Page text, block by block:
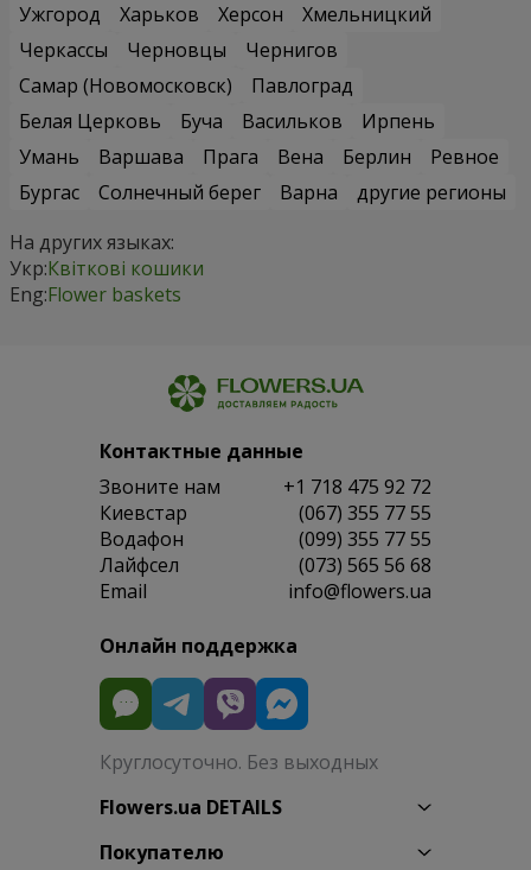
Ужгород
Харьков Херсон
Хмельницкий
Черкассы
Черновцы
Чернигов
Самар (Новомосковск)
Павлоград
Белая Церковь
Буча Васильков
Ирпень
Умань
Варшава Прага Вена Берлин
Ревное
Бургас
Солнечный берег Варна
другие регионы
На других языках:
Укр:Квіткові кошики
Eng:Flower baskets
Контактные данные
Звоните нам
+1 718 475 92 72
Киевстар
(067) 355 77 55
Водафон
(099) 355 77 55
Лайфсел
(073) 565 56 68
Email
info@flowers.ua
Онлайн поддержка
Круглосуточно. Без выходных
Flowers.ua DETAILS
Покупателю